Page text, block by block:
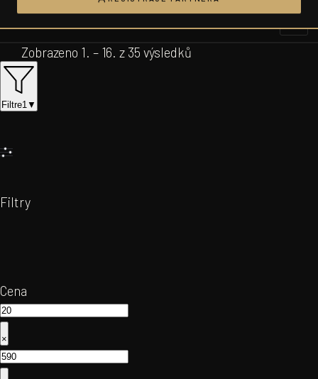
Přeskočit
na
obsah
Zobrazeno 1. – 16. z 35 výsledků
Filtre1▼
Filtry
Cena
×